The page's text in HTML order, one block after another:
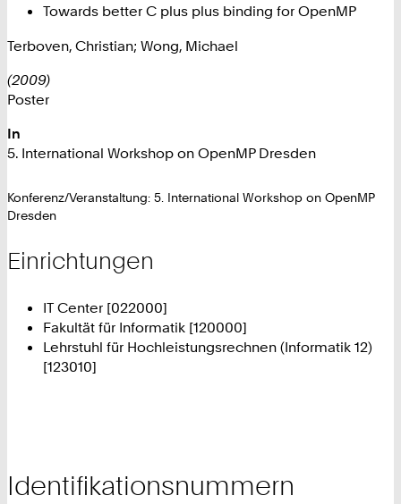
Towards better C plus plus binding for OpenMP
Terboven, Christian; Wong, Michael
(2009)
Poster
In
5. International Workshop on OpenMP Dresden
Konferenz/Veranstaltung: 5. International Workshop on OpenMP
Dresden
Einrichtungen
IT Center [022000]
Fakultät für Informatik [120000]
Lehrstuhl für Hochleistungsrechnen (Informatik 12)
[123010]
Identifikationsnummern